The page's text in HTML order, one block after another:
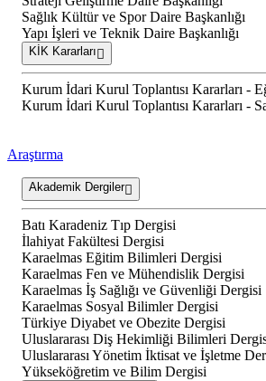
Sağlık Kültür ve Spor Daire Başkanlığı
Yapı İşleri ve Teknik Daire Başkanlığı
KİK Kararları
Kurum İdari Kurul Toplantısı Kararları -
Kurum İdari Kurul Toplantısı Kararları -
Araştırma
Akademik Dergiler
Batı Karadeniz Tıp Dergisi
İlahiyat Fakültesi Dergisi
Karaelmas Eğitim Bilimleri Dergisi
Karaelmas Fen ve Mühendislik Dergisi
Karaelmas İş Sağlığı ve Güvenliği Dergisi
Karaelmas Sosyal Bilimler Dergisi
Türkiye Diyabet ve Obezite Dergisi
Uluslararası Diş Hekimliği Bilimleri
Uluslararası Yönetim İktisat ve İşletme
Yükseköğretim ve Bilim Dergisi